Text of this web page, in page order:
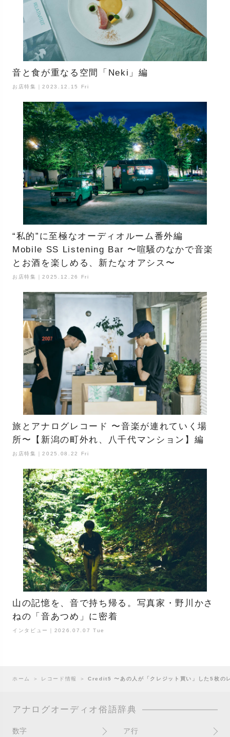
音と食が重なる空間「Neki」編
お店特集｜2023.12.15 Fri
“私的”に至極なオーディオルーム番外編
Mobile SS Listening Bar 〜喧騒のなかで音楽
とお酒を楽しめる、新たなオアシス〜
お店特集｜2025.12.26 Fri
旅とアナログレコード 〜音楽が連れていく場
所〜【新潟の町外れ、八千代マンション】編
お店特集｜2025.08.22 Fri
山の記憶を、音で持ち帰る。写真家・野川かさ
ねの「音あつめ」に密着
インタビュー｜2026.07.07 Tue
ホーム ＞ レコード情報 ＞Credit5 〜あの人が「クレジット買い」した5枚の
アナログオーディオ俗語辞典
数字 ア行